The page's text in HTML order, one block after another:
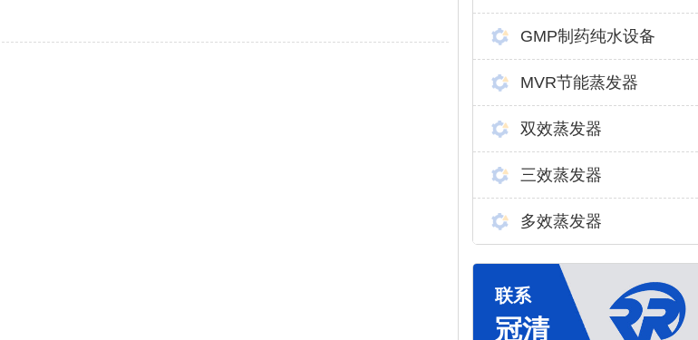
GMP制药纯水设备
MVR节能蒸发器
双效蒸发器
三效蒸发器
多效蒸发器